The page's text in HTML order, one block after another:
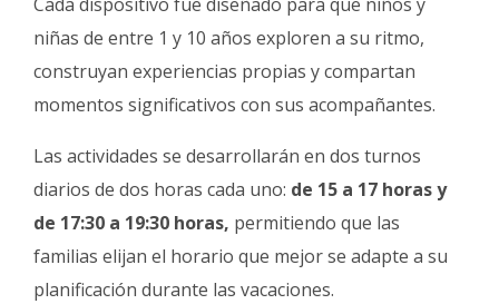
niñas de entre 1 y 10 años exploren a su ritmo,
construyan experiencias propias y compartan
momentos significativos con sus acompañantes.
Las actividades se desarrollarán en dos turnos
diarios de dos horas cada uno: de 15 a 17 horas y
de 17:30 a 19:30 horas, permitiendo que las
familias elijan el horario que mejor se adapte a su
planificación durante las vacaciones.